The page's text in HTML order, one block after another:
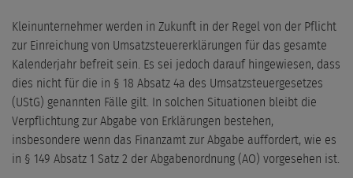
Kleinunternehmer werden in Zukunft in der Regel von der Pflicht
zur Einreichung von Umsatzsteuererklärungen für das gesamte
Kalenderjahr befreit sein. Es sei jedoch darauf hingewiesen, dass
dies nicht für die in § 18 Absatz 4a des Umsatzsteuergesetzes
(UStG) genannten Fälle gilt. In solchen Situationen bleibt die
Verpflichtung zur Abgabe von Erklärungen bestehen,
insbesondere wenn das Finanzamt zur Abgabe auffordert, wie es
in § 149 Absatz 1 Satz 2 der Abgabenordnung (AO) vorgesehen ist.